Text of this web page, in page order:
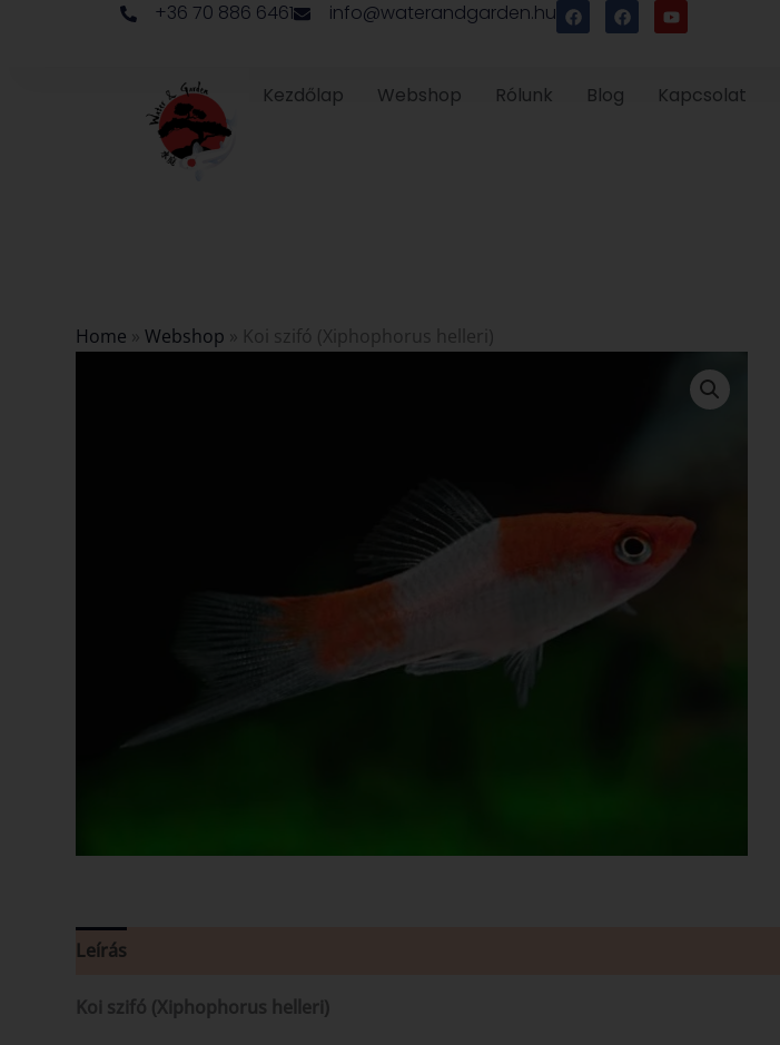
+36 70 886 6461 info@waterandgarden.hu F
a
c
F
a
c
o
o
Y
o
u
b
e
Kezdőlap Webshop Rólunk Blog Kapcsolat
Home » Webshop » Koi szifó (Xiphophorus helleri)
Leírás
Koi szifó (Xiphophorus helleri)